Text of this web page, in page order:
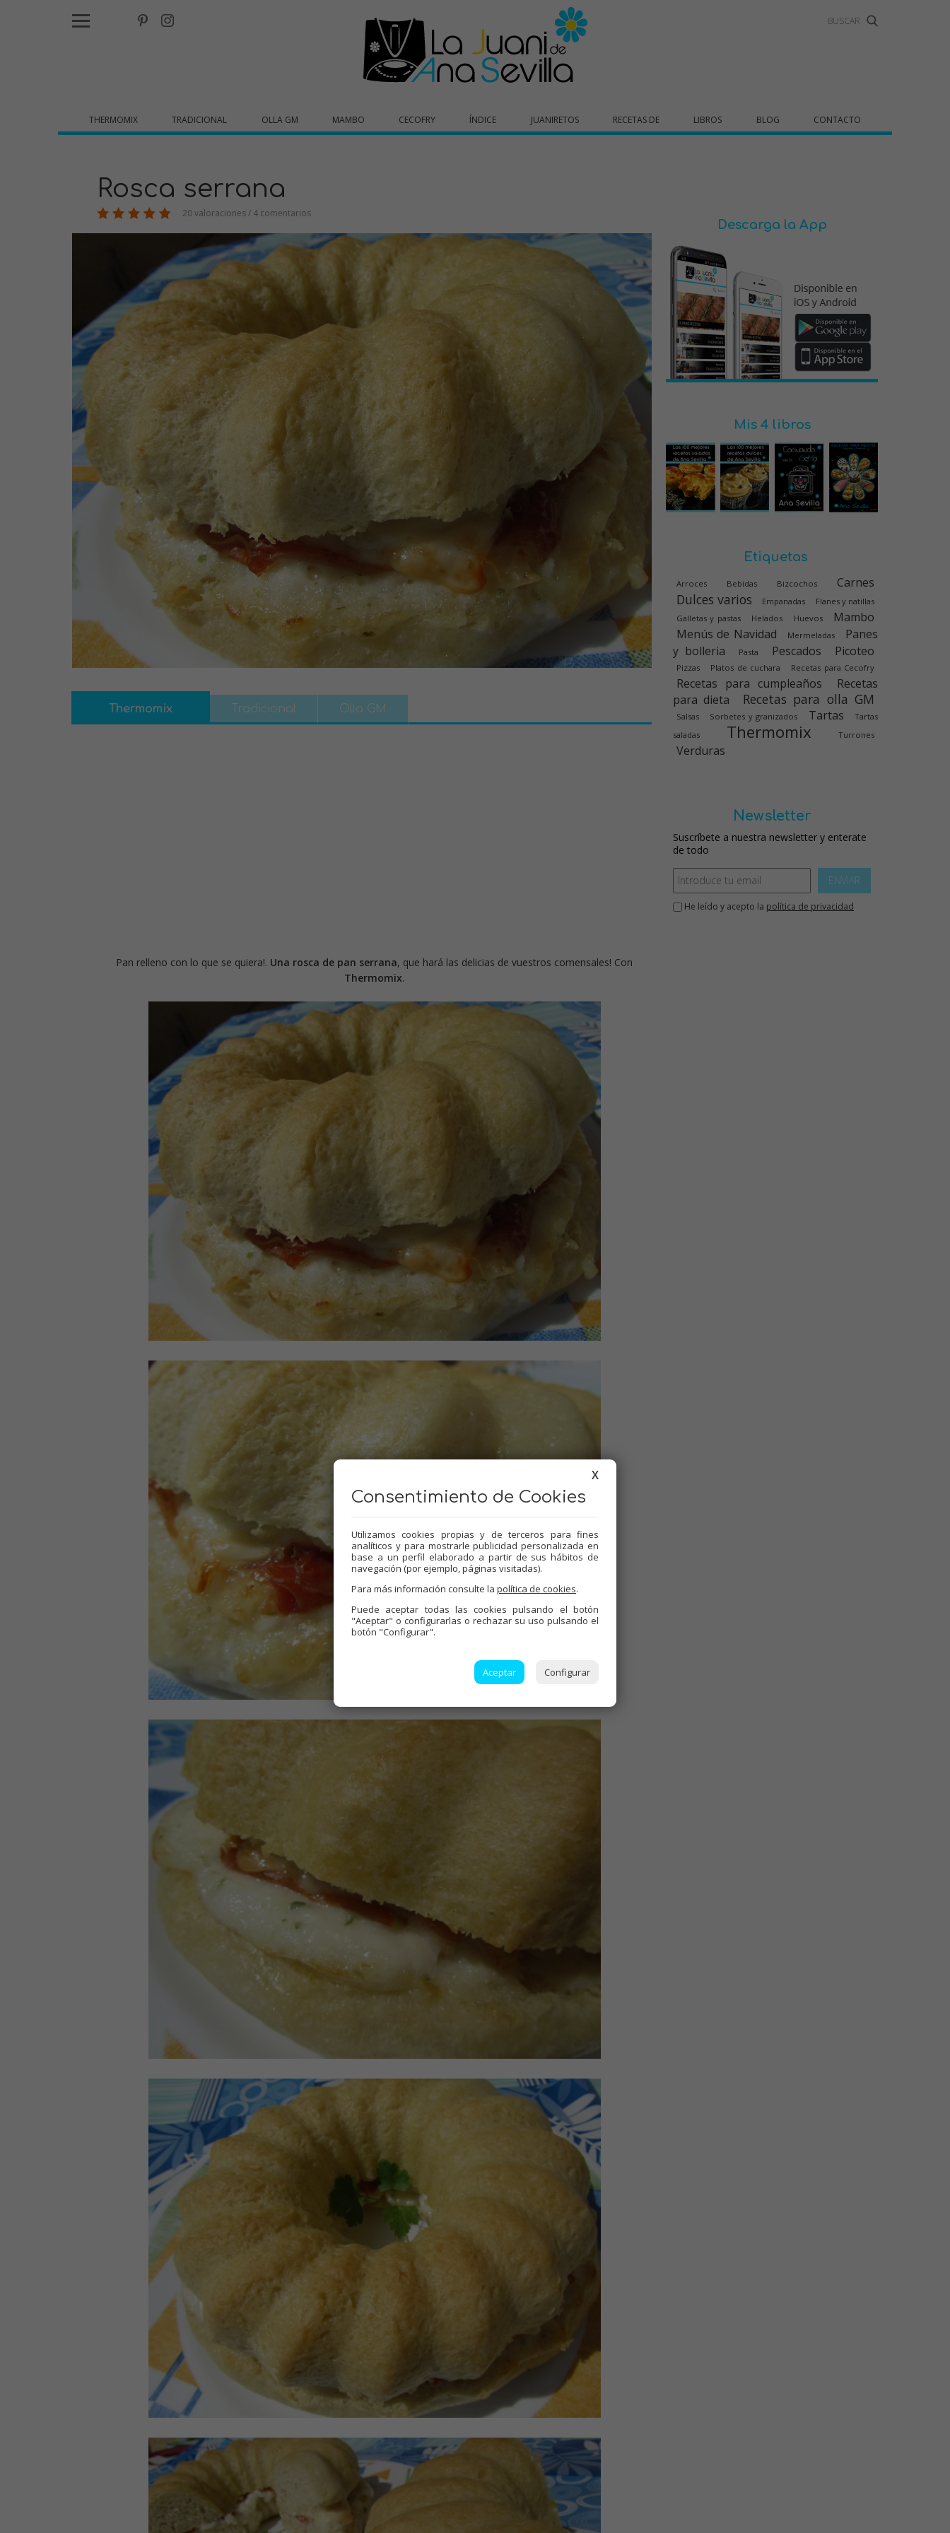
THERMOMIX TRADICIONAL OLLA GM MAMBO CECOFRY ÍNDICE JUANIRETOS RECETAS DE LIBROS BLOG CONTACTO
Rosca serrana
20 valoraciones / 4 comentarios
Thermomix Tradicional Olla GM
Pan relleno con lo que se quiera!. Una rosca de pan serrana, que hará las delicias de vuestros comensales! Con
Thermomix.
Descarga la App
Mis 4 libros
Etiquetas
Arroces Bebidas Bizcochos Carnes
Dulces varios Empanadas
Flanes y natillas
Galletas y pastas
Helados Huevos
Mambo
Menús de Navidad
Mermeladas
Panes
y bolleria
Pasta Pescados Picoteo
Pizzas Platos de cuchara Recetas para Cecofry
Recetas para cumpleaños
Recetas
para dieta
Recetas para olla GM
Salsas Sorbetes y granizados Tartas
Tartas
saladas
Thermomix Turrones
Verduras
Newsletter
Suscríbete a nuestra newsletter y enterate
de todo
ENVIAR
He leído y acepto la política de privacidad
X
Consentimiento de Cookies
Utilizamos cookies propias y de terceros para fines
analíticos y para mostrarle publicidad personalizada en
base a un perfil elaborado a partir de sus hábitos de
navegación (por ejemplo, páginas visitadas).
Para más información consulte la política de cookies.
Puede aceptar todas las cookies pulsando el botón
"Aceptar" o configurarlas o rechazar su uso pulsando el
botón "Configurar".
Aceptar Configurar